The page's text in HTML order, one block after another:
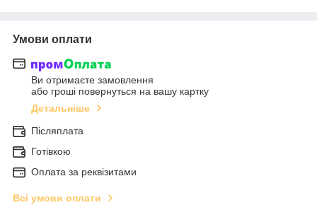
Умови оплати
Ви отримаєте замовлення
або гроші повернуться на вашу картку
Детальніше
Післяплата
Готівкою
Оплата за реквізитами
Всі умови оплати